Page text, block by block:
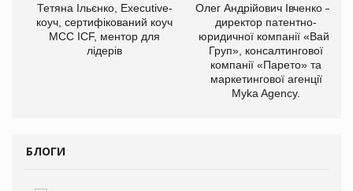
Тетяна Ільєнко, Executive-
коуч, сертифікований коуч
МСС ICF, ментор для
лідерів
Олег Андрійович Івченко —
директор патентно-
юридичної компанії «Вайз
Груп», консалтингової
компанії «Парето» та
маркетингової агенції
Myka Agency.
БЛОГИ